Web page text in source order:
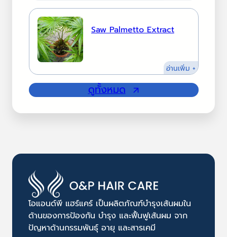
Clover
อ่านเพิ่ม +
Palmetto
Extract
Saw Palmetto Extract
ดูทั้งหมด
โอแอนด์พี แฮร์แคร์ เป็นผลิตภัณฑ์บำรุงเส้นผมใน
ด้านของการป้องกัน บำรุง และฟื้นฟูเส้นผม จาก
ปัญหาด้านกรรมพันธุ์ อายุ และสารเคมี